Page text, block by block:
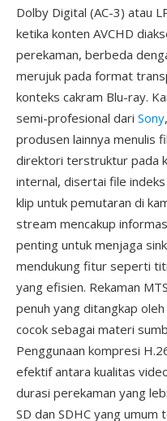
Dolby Digital (AC-3) atau
ketika konten AVCHD
perekaman, berbeda
merujuk pada format
konteks cakram Blu-ray.
semi-profesional dari Sony
produsen lainnya menulis
direktori terstruktur pada
internal, disertai file
klip untuk pemutaran di
stream mencakup
penting untuk menjaga
mendukung fitur seperti
yang efisien. Rekaman
penuh yang ditangkap
cocok sebagai materi
Penggunaan kompresi
efektif antara kualitas
durasi perekaman yang
SD dan SDHC yang umum